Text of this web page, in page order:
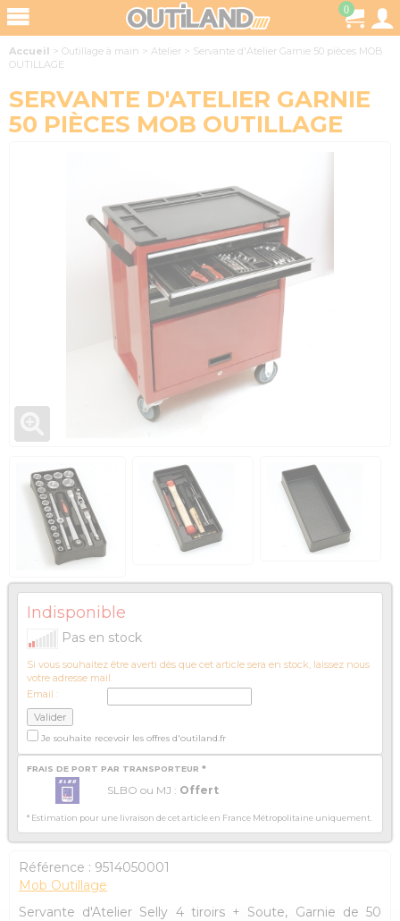
0
Accueil > Outillage à main > Atelier > Servante d'Atelier Garnie 50 pièces MOB
OUTILLAGE
SERVANTE D'ATELIER GARNIE
50 PIÈCES MOB OUTILLAGE
Indisponible
Pas en stock
Si vous souhaitez être averti dès que cet article sera en stock, laissez nous
votre adresse mail.
Email :
Je souhaite recevoir les offres d'outiland.fr
FRAIS DE PORT PAR TRANSPORTEUR *
SLBO ou MJ : Offert
* Estimation pour une livraison de cet article en France Métropolitaine uniquement.
Référence : 9514050001
Mob Outillage
Servante d'Atelier Selly 4 tiroirs + Soute, Garnie de 50